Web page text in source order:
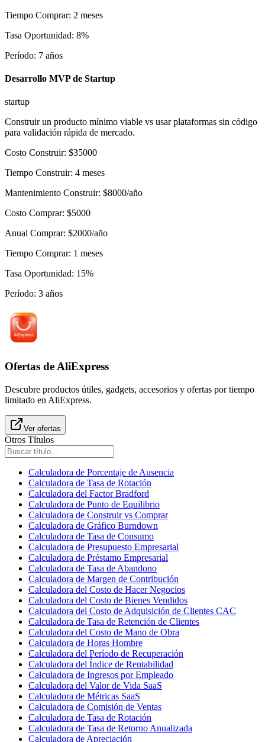
Tiempo Comprar: 2 meses
Tasa Oportunidad: 8%
Período: 7 años
Desarrollo MVP de Startup
startup
Construir un producto mínimo viable vs usar plataformas sin código
para validación rápida de mercado.
Costo Construir: $35000
Tiempo Construir: 4 meses
Mantenimiento Construir: $8000/año
Costo Comprar: $5000
Anual Comprar: $2000/año
Tiempo Comprar: 1 meses
Tasa Oportunidad: 15%
Período: 3 años
Ofertas de AliExpress
Descubre productos útiles, gadgets, accesorios y ofertas por tiempo
limitado en AliExpress.
Ver ofertas
Otros Títulos
Calculadora de Porcentaje de Ausencia
Calculadora de Tasa de Rotación
Calculadora del Factor Bradford
Calculadora de Punto de Equilibrio
Calculadora de Construir vs Comprar
Calculadora de Gráfico Burndown
Calculadora de Tasa de Consumo
Calculadora de Presupuesto Empresarial
Calculadora de Préstamo Empresarial
Calculadora de Tasa de Abandono
Calculadora de Margen de Contribución
Calculadora del Costo de Hacer Negocios
Calculadora del Costo de Bienes Vendidos
Calculadora del Costo de Adquisición de Clientes CAC
Calculadora de Tasa de Retención de Clientes
Calculadora del Costo de Mano de Obra
Calculadora de Horas Hombre
Calculadora del Período de Recuperación
Calculadora del Índice de Rentabilidad
Calculadora de Ingresos por Empleado
Calculadora del Valor de Vida SaaS
Calculadora de Métricas SaaS
Calculadora de Comisión de Ventas
Calculadora de Tasa de Rotación
Calculadora de Tasa de Retorno Anualizada
Calculadora de Apreciación